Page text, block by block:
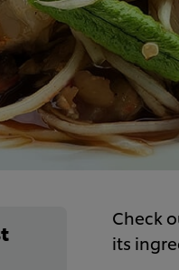
Check
its